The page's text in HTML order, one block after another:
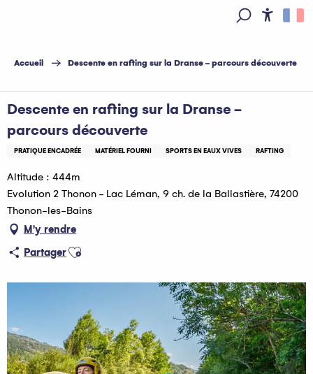
principal
Accueil Descente en rafting sur la Dranse - parcours découverte
Descente en rafting sur la Dranse -
parcours découverte
PRATIQUE ENCADRÉE MATÉRIEL FOURNI SPORTS EN EAUX VIVES RAFTING
Altitude : 444m
Evolution 2 Thonon - Lac Léman, 9 ch. de la Ballastière, 74200
Thonon-les-Bains
M'y rendre
PartagerAjouter aux favoris